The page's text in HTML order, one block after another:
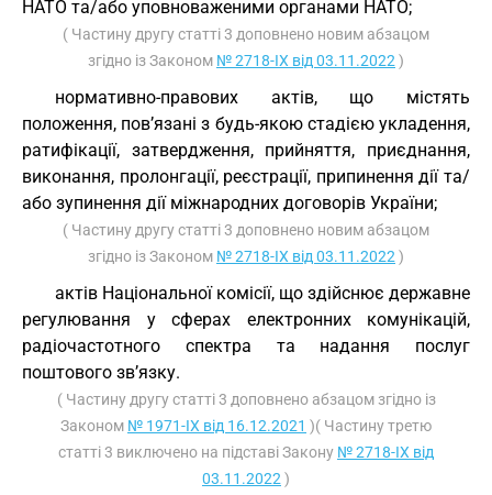
НАТО та/або уповноваженими органами НАТО;
( Частину другу статті 3 доповнено новим абзацом
згідно із Законом № 2718-IX від 03.11.2022 )
нормативно-правових актів, що містять
положення, пов’язані з будь-якою стадією укладення,
ратифікації, затвердження, прийняття, приєднання,
виконання, пролонгації, реєстрації, припинення дії та/
або зупинення дії міжнародних договорів України;
( Частину другу статті 3 доповнено новим абзацом
згідно із Законом № 2718-IX від 03.11.2022 )
актів Національної комісії, що здійснює державне
регулювання у сферах електронних комунікацій,
радіочастотного спектра та надання послуг
поштового зв’язку.
( Частину другу статті 3 доповнено абзацом згідно із
Законом № 1971-IX від 16.12.2021 )( Частину третю
статті 3 виключено на підставі Закону № 2718-IX від
03.11.2022 )